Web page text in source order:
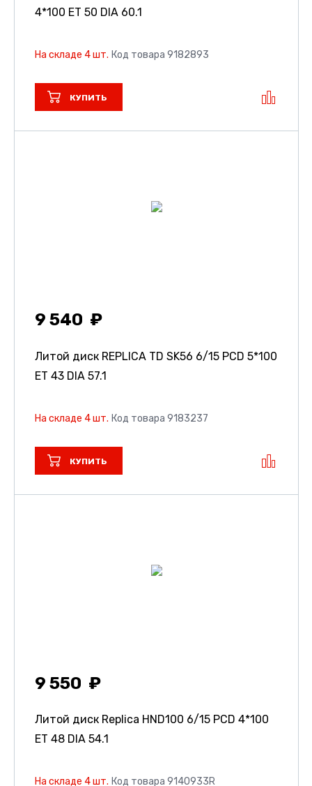
4*100 ET 50 DIA 60.1
На складе 4 шт. Код товара 9182893
КУПИТЬ
9 540
Литой диск REPLICA TD SK56 6/15 PCD 5*100
ET 43 DIA 57.1
На складе 4 шт. Код товара 9183237
КУПИТЬ
9 550
Литой диск Replica HND100 6/15 PCD 4*100
ET 48 DIA 54.1
На складе 4 шт. Код товара 9140933R